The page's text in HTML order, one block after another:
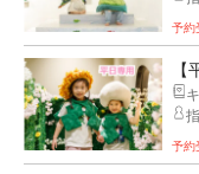
予約
予約